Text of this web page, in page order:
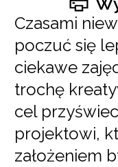
Czasami
poczuć się
ciekawe
trochę
cel
projektowi,
założeniem